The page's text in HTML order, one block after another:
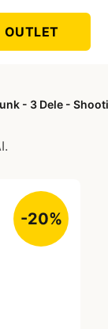
OUTLET
- 3 Dele -
-20%